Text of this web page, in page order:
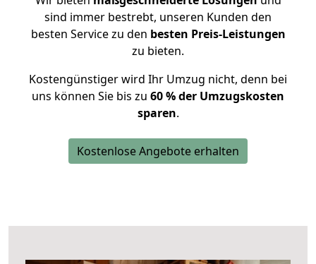
sind immer bestrebt, unseren Kunden den
besten Service zu den besten Preis-Leistungen
zu bieten.
Kostengünstiger wird Ihr Umzug nicht, denn bei
uns können Sie bis zu 60 % der Umzugskosten
sparen.
Kostenlose Angebote erhalten